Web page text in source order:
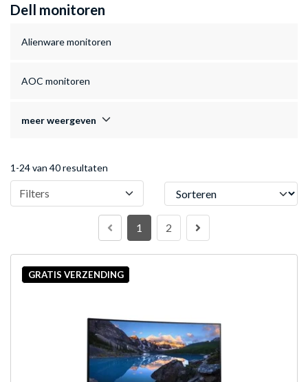
Dell monitoren
Alienware monitoren
AOC monitoren
meer weergeven
1-24 van 40 resultaten
Filters Sorteren
1 2
GRATIS VERZENDING